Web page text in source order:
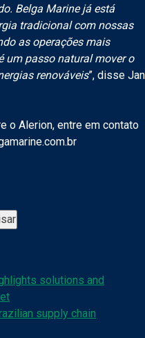
Belga Marine já está
tradicional com nossas
as operações mais
um passo natural mover o
renováveis”, disse Jan
o Alerion, entre em contato
solutions and
supply chain